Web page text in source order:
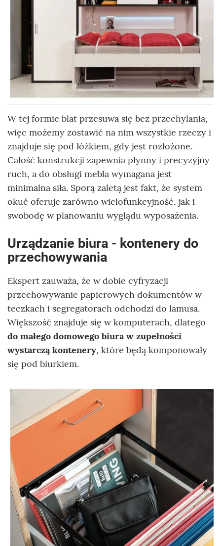
W tej formie blat przesuwa się bez przechylania,
więc możemy zostawić na nim wszystkie rzeczy i
znajduje się pod łóżkiem, gdy jest rozłożone.
Całość konstrukcji zapewnia płynny i precyzyjny
ruch, a do obsługi mebla wymagana jest
minimalna siła. Sporą zaletą jest fakt, że system
okuć oferuje zarówno wielofunkcyjność, jak i
swobodę w planowaniu wyglądu wyposażenia.
Urządzanie biura - kontenery do
przechowywania
Ekspert zauważa, że w dobie cyfryzacji
przechowywanie papierowych dokumentów w
teczkach i segregatorach odchodzi do lamusa.
Większość znajduje się w komputerach, dlatego
do małego domowego biura w zupełności
wystarczą kontenery, które będą komponowały
się pod biurkiem.